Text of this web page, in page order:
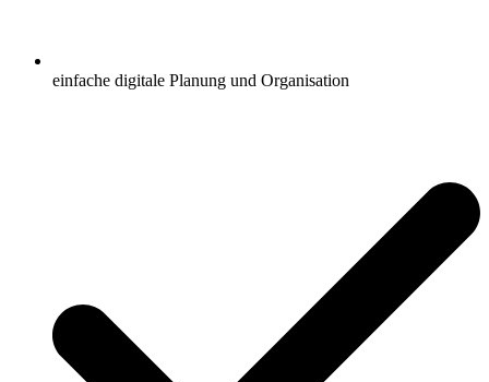
einfache digitale Planung und Organisation